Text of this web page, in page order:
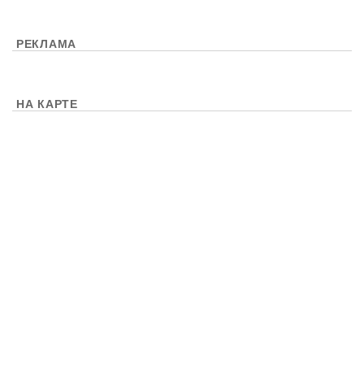
РЕКЛАМА
НА КАРТЕ